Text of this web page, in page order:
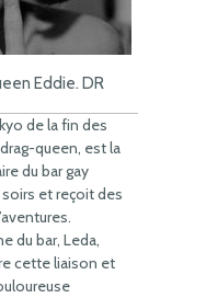
Eddie. DR
de la fin des
queen, est la
du bar gay
et reçoit des
du bar, Leda,
cette liaison et